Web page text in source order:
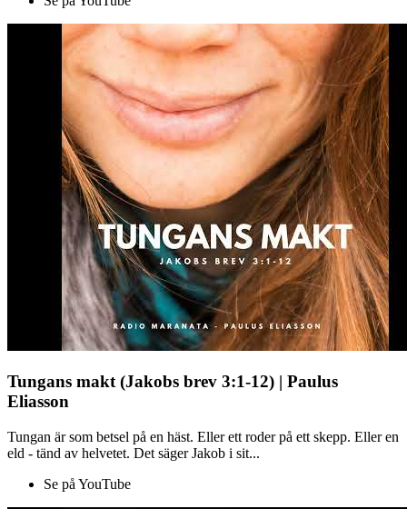
Tungans makt (Jakobs brev 3:1-12) | Paulus
Eliasson
Tungan är som betsel på en häst. Eller ett roder på ett skepp. Eller en
eld - tänd av helvetet. Det säger Jakob i sit...
Se på YouTube